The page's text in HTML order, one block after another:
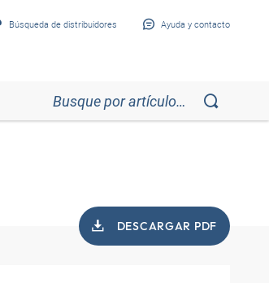
Búsqueda de distribuidores Ayuda y contacto
DESCARGAR PDF